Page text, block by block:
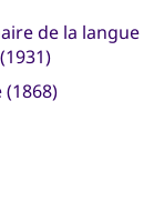
de la langue
(1868)